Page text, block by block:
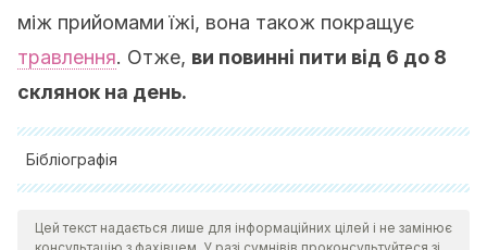
між прийомами їжі, вона також покращує
травлення. Отже, ви повинні пити від 6 до 8
склянок на день.
Бібліографія
older adults. Curr Opin Clin Nutr Metab Care, 2015. 18 (3):
Цей текст надається лише для інформаційних цілей і не замінює